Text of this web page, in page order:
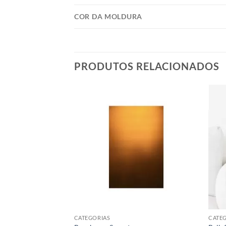
COR DA MOLDURA
PRODUTOS RELACIONADOS
CATEGORIAS